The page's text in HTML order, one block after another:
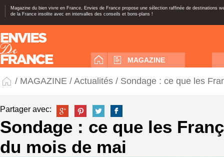
Magazine du bien vivre en France, Envies de France propose une sélection raffinée de destinations
de la France insolite avec en intervalles des conseils et bons-plans !
MAGAZINE
/ MAGAZINE / Actualités / Sondage : ce que les
Partager avec:
Sondage : ce que les
du mois de mai